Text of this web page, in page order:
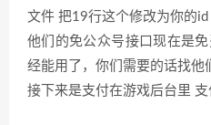
文件 把19行这个修改为你的id
他们的免公众号接口现在是
经能用了，你们需要的话找他
接下来是支付在游戏后台里